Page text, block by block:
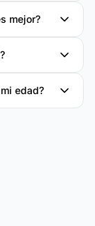
mejor?
edad?